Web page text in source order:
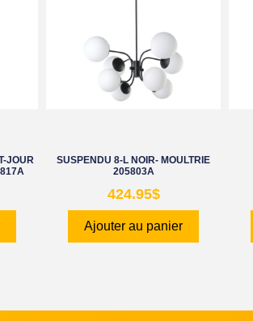
JOUR
SUSPENDU 8-L NOIR- MOULTRIE
205803A
424.95$
Ajouter au panier